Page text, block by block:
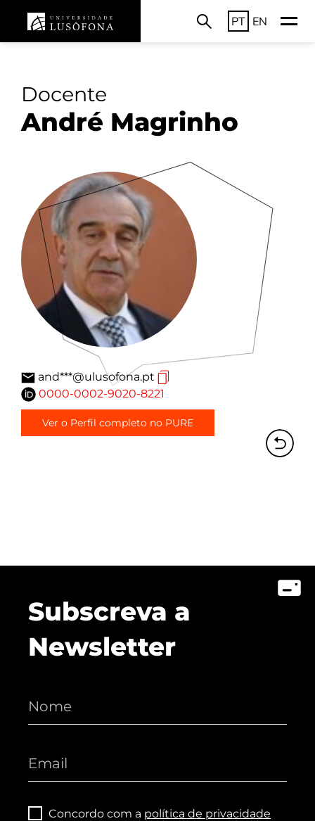
PT EN
Docente
André Magrinho
and***@ulusofona.pt
0000-0002-9020-8221
Ver o Perfil completo no PURE
Subscreva a
Newsletter
Concordo com a política de privacidade